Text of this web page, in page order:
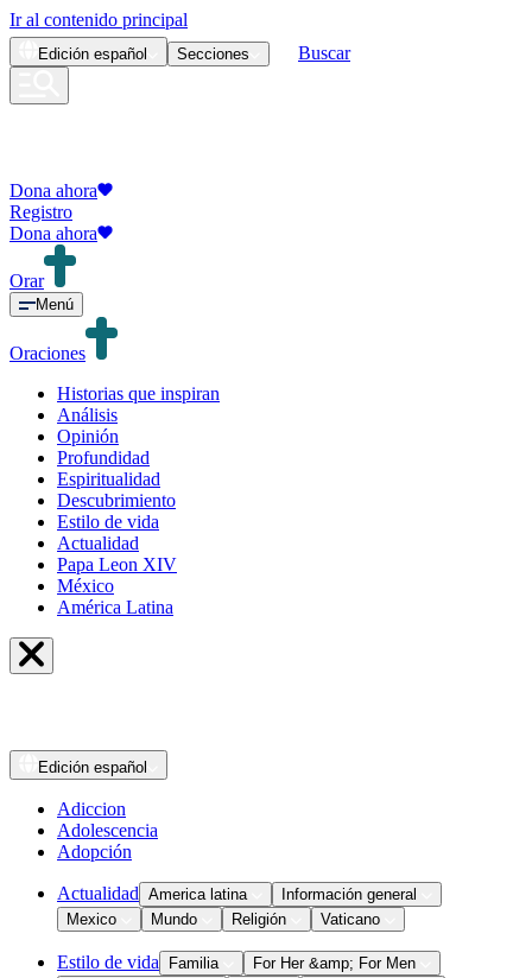
Ir al contenido principal
Edición español Secciones Buscar
Dona ahora
Registro
Dona ahora
Orar
Menú
Oraciones
Historias que inspiran
Análisis
Opinión
Profundidad
Espiritualidad
Descubrimiento
Estilo de vida
Actualidad
Papa Leon XIV
México
América Latina
Edición español
Adiccion
Adolescencia
Adopción
Actualidad America latina
Información general
Mexico
Mundo Religión Vaticano
Estilo de vida Familia
For Her &amp; For Men